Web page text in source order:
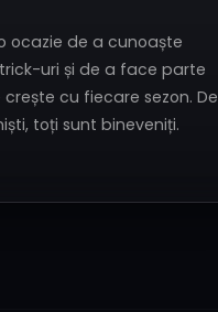
ocazie de a cunoaște
uri și de a face parte
cu fiecare sezon. De
toți sunt bineveniți.